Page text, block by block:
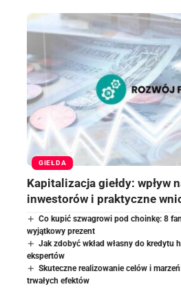
GIEŁDA
Kapitalizacja giełdy: wpływ
inwestorów i praktyczne
Co kupić szwagrowi pod choinkę: 8
wyjątkowy prezent
Jak zdobyć wkład własny do kredytu
ekspertów
Skuteczne realizowanie celów i
trwałych efektów